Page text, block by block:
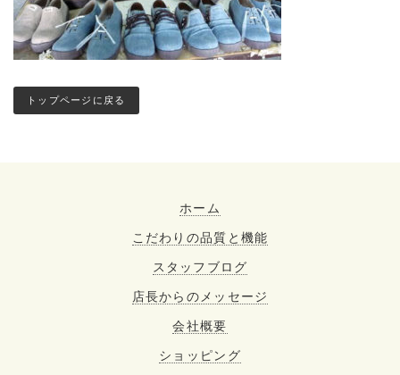
トップページに戻る
ホーム
こだわりの品質と機能
スタッフブログ
店長からのメッセージ
会社概要
ショッピング